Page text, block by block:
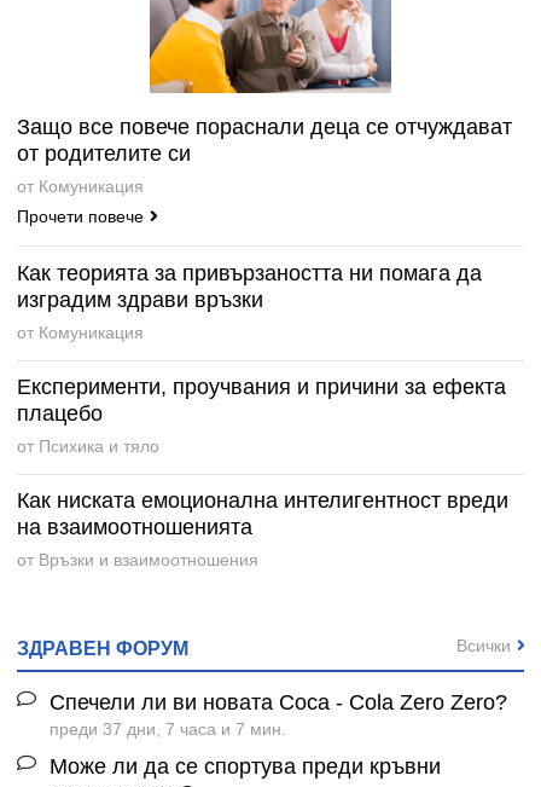
Защо все повече пораснали деца се отчуждават
от родителите си
от Комуникация
Прочети повече
Как теорията за привързаността ни помага да
изградим здрави връзки
от Комуникация
Експерименти, проучвания и причини за ефекта
плацебо
от Психика и тяло
Как ниската емоционална интелигентност вреди
на взаимоотношенията
от Връзки и взаимоотношения
ЗДРАВЕН ФОРУМ
Спечели ли ви новата Coca - Cola Zero Zero?
преди 37 дни, 7 часа и 7 мин.
Може ли да се спортува преди кръвни
Всички